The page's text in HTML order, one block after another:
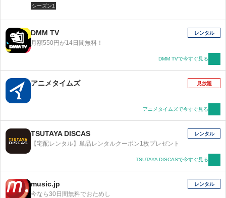
シーズン1
DMM TV
月額550円が14日間無料！
レンタル
DMM TVで今すぐ見る
アニメタイムズ 見放題
アニメタイムズで今すぐ見る
TSUTAYA DISCAS
【宅配レンタル】単品レンタルクーポン1枚プレゼント
レンタル
TSUTAYA DISCASで今すぐ見る
music.jp
今なら30日間無料でおためし
レンタル